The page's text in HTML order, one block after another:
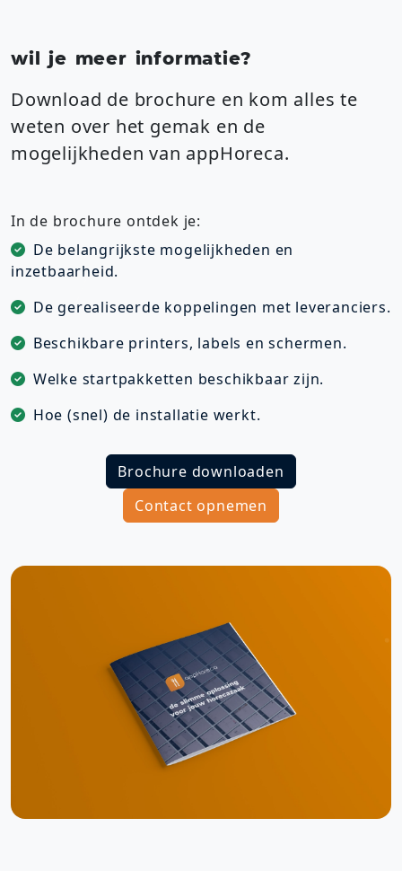
wil je meer informatie?
Download de brochure en kom alles te
weten over het gemak en de
mogelijkheden van appHoreca.
In de brochure ontdek je:
De belangrijkste mogelijkheden en
inzetbaarheid.
De gerealiseerde koppelingen met leveranciers.
Beschikbare printers, labels en schermen.
Welke startpakketten beschikbaar zijn.
Hoe (snel) de installatie werkt.
Brochure downloaden
Contact opnemen